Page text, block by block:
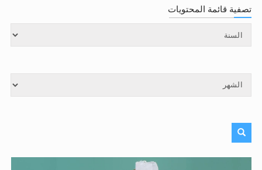
تصفية قائمة المحتويات